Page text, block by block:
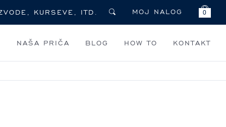
MOJ NALOG 0
NAŠA PRIČA BLOG HOW TO KONTAKT